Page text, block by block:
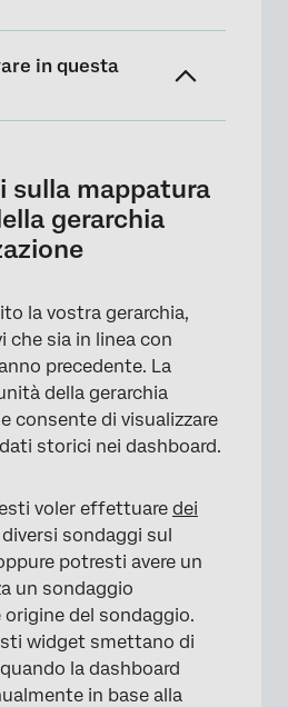
in questa
storiche
mappatura predefinito
mappatura della
ripristino della
sulla mappatura
gerarchia
la vostra gerarchia,
che sia in linea con
precedente. La
della gerarchia
consente di visualizzare
storici nei dashboard.
voler effettuare dei
sondaggi sul
potresti avere un
un sondaggio
del sondaggio.
widget smettano di
la dashboard
in base alla